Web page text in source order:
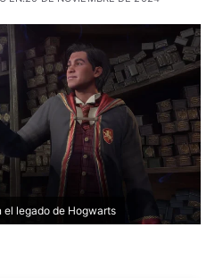
el legado de Hogwarts